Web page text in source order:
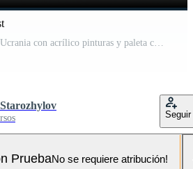
creando un bandera de Ucrania con acrílico pinturas y paleta cuchillo Vídeo Pro
Seguir
PruebaNo se requiere atribución!